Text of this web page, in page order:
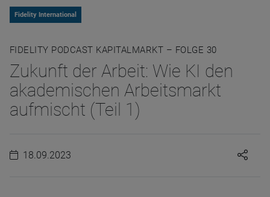
Fidelity International
FIDELITY PODCAST KAPITALMARKT – FOLGE 30
Zukunft der Arbeit: Wie KI den
akademischen Arbeitsmarkt
aufmischt (Teil 1)
18.09.2023